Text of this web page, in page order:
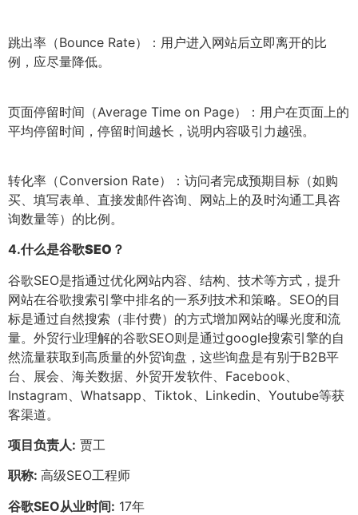
跳出率（Bounce Rate）：用户进入网站后立即离开的比
例，应尽量降低。
页面停留时间（Average Time on Page）：用户在页面上的
平均停留时间，停留时间越长，说明内容吸引力越强。
转化率（Conversion Rate）：访问者完成预期目标（如购
买、填写表单、直接发邮件咨询、网站上的及时沟通工具咨
询数量等）的比例。
4.什么是谷歌SEO？
谷歌SEO是指通过优化网站内容、结构、技术等方式，提升
网站在谷歌搜索引擎中排名的一系列技术和策略。SEO的目
标是通过自然搜索（非付费）的方式增加网站的曝光度和流
量。外贸行业理解的谷歌SEO则是通过google搜索引擎的自
然流量获取到高质量的外贸询盘，这些询盘是有别于B2B平
台、展会、海关数据、外贸开发软件、Facebook、
Instagram、Whatsapp、Tiktok、Linkedin、Youtube等获
客渠道。
项目负责人: 贾工
职称: 高级SEO工程师
谷歌SEO从业时间: 17年